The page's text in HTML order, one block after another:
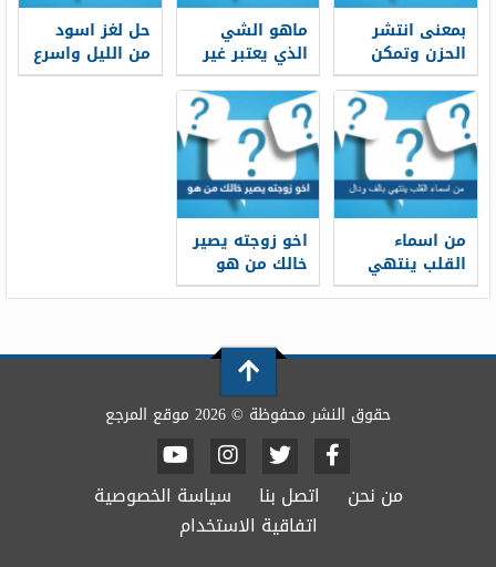
بمعنى انتشر
الحزن وتمكن
الحزن من 3
حروف
ماهو الشي
الذي يعتبر غير
نظيف اذا ابيض
لونه
حل لغز اسود
من الليل واسرع
من الخيل
من اسماء
القلب ينتهي
بالف ودال
اخو زوجته يصير
خالك من هو
حقوق النشر محفوظة © 2026 موقع المرجع
من نحن اتصل بنا
سياسة الخصوصية
اتفاقية الاستخدام